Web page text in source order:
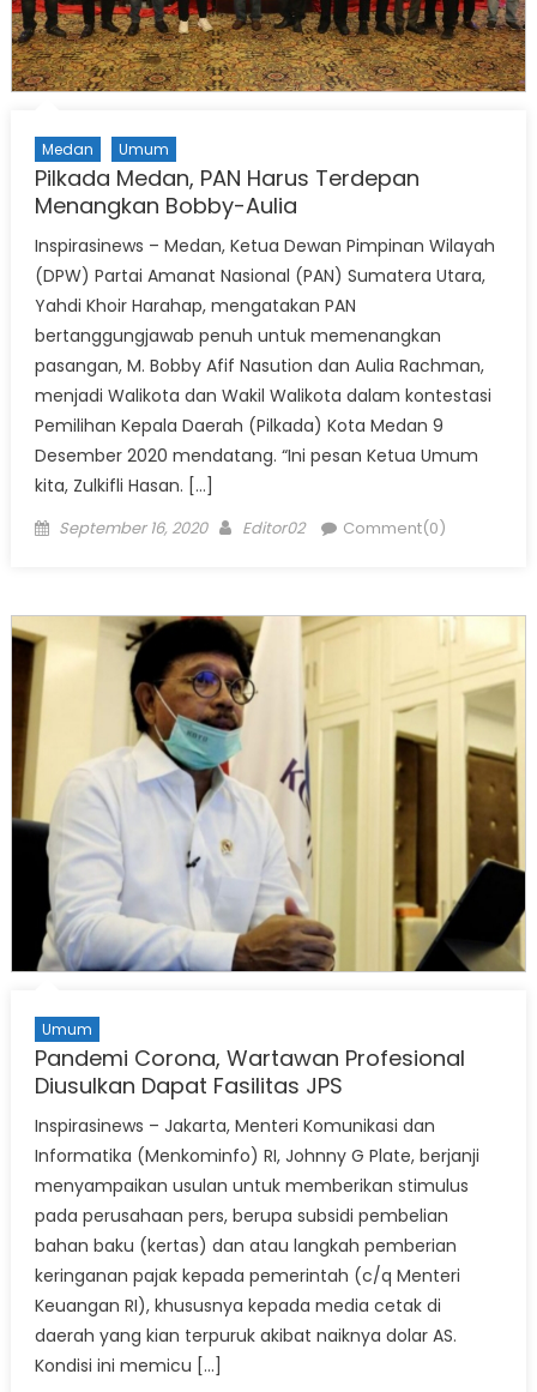
Medan Umum
Pilkada Medan, PAN Harus Terdepan
Menangkan Bobby-Aulia
Inspirasinews – Medan, Ketua Dewan Pimpinan Wilayah
(DPW) Partai Amanat Nasional (PAN) Sumatera Utara,
Yahdi Khoir Harahap, mengatakan PAN
bertanggungjawab penuh untuk memenangkan
pasangan, M. Bobby Afif Nasution dan Aulia Rachman,
menjadi Walikota dan Wakil Walikota dalam kontestasi
Pemilihan Kepala Daerah (Pilkada) Kota Medan 9
Desember 2020 mendatang. “Ini pesan Ketua Umum
kita, Zulkifli Hasan. […]
Posted
September 16, 2020 Author
Editor02 Comment(0)
Umum
Pandemi Corona, Wartawan Profesional
Diusulkan Dapat Fasilitas JPS
Inspirasinews – Jakarta, Menteri Komunikasi dan
Informatika (Menkominfo) RI, Johnny G Plate, berjanji
menyampaikan usulan untuk memberikan stimulus
pada perusahaan pers, berupa subsidi pembelian
bahan baku (kertas) dan atau langkah pemberian
keringanan pajak kepada pemerintah (c/q Menteri
Keuangan RI), khususnya kepada media cetak di
daerah yang kian terpuruk akibat naiknya dolar AS.
Kondisi ini memicu […]